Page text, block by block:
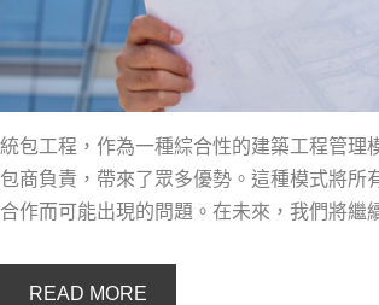
統包工程，作為一種綜合性的建築工程管理
包商負責，帶來了眾多優勢。這種模式將
合作而可能出現的問題。在未來，我們將
READ MORE